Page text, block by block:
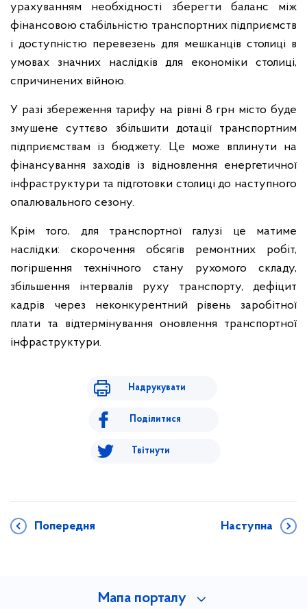
урахуванням необхідності зберегти баланс між
фінансовою стабільністю транспортних підприємств
і доступністю перевезень для мешканців столиці в
умовах значних наслідків для економіки столиці,
спричинених війною.
У разі збереження тарифу на рівні 8 грн місто буде
змушене суттєво збільшити дотації транспортним
підприємствам із бюджету. Це може вплинути на
фінансування заходів із відновлення енергетичної
інфраструктури та підготовки столиці до наступного
опалювального сезону.
Крім того, для транспортної галузі це матиме
наслідки: скорочення обсягів ремонтних робіт,
погіршення технічного стану рухомого складу,
збільшення інтервалів руху транспорту, дефіцит
кадрів через неконкурентний рівень заробітної
плати та відтермінування оновлення транспортної
інфраструктури.
Надрукувати
Поділитися
Твітнути
Попередня Наступна
Мапа порталу